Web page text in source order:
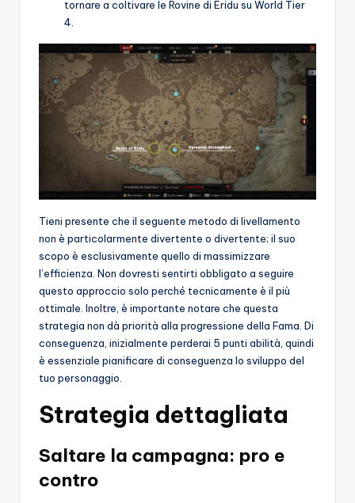
tornare a coltivare le Rovine di Eridu su World Tier
4.
Tieni presente che il seguente metodo di livellamento
non è particolarmente divertente o divertente; il suo
scopo è esclusivamente quello di massimizzare
l’efficienza. Non dovresti sentirti obbligato a seguire
questo approccio solo perché tecnicamente è il più
ottimale. Inoltre, è importante notare che questa
strategia non dà priorità alla progressione della Fama. Di
conseguenza, inizialmente perderai 5 punti abilità, quindi
è essenziale pianificare di conseguenza lo sviluppo del
tuo personaggio.
Strategia dettagliata
Saltare la campagna: pro e
contro